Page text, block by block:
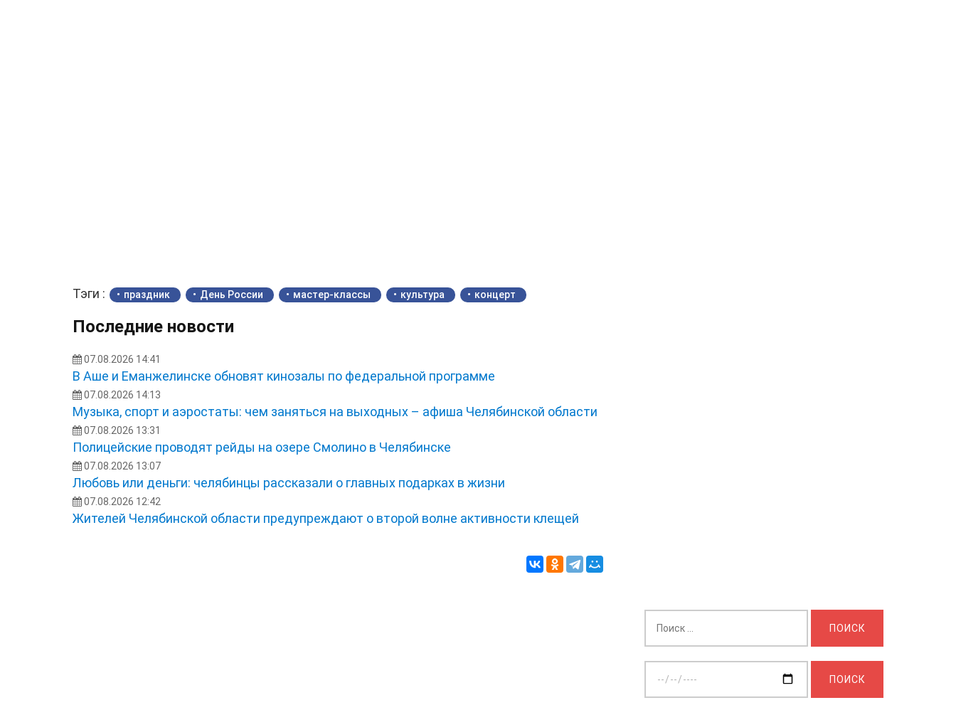
Тэги : праздник День России мастер-классы культура концерт
Последние новости
07.08.2026 14:41
В Аше и Еманжелинске обновят кинозалы по федеральной программе
07.08.2026 14:13
Музыка, спорт и аэростаты: чем заняться на выходных – афиша Челябинской области
07.08.2026 13:31
Полицейские проводят рейды на озере Смолино в Челябинске
07.08.2026 13:07
Любовь или деньги: челябинцы рассказали о главных подарках в жизни
07.08.2026 12:42
Жителей Челябинской области предупреждают о второй волне активности клещей
дату: